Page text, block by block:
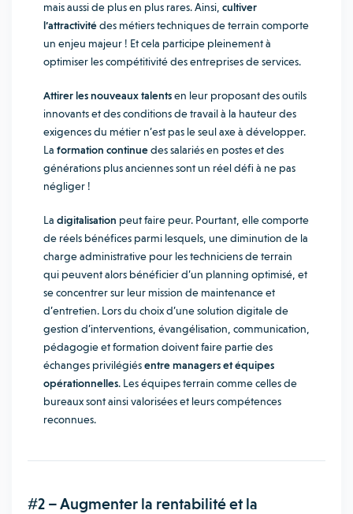
mais aussi de plus en plus rares. Ainsi, cultiver
l’attractivitédes métiers techniques de terrain comporte
un enjeu majeur ! Et cela participe pleinement à
optimiser les compétitivité des entreprises de services.
Attirer les nouveaux talentsen leur proposant des outils
innovants et des conditions de travail à la hauteur des
exigences du métier n’est pas le seul axe à développer.
La formation continuedes salariés en postes et des
générations plus anciennes sont un réel défi à ne pas
négliger !
La digitalisation peut faire peur. Pourtant, elle comporte
de réels bénéfices parmi lesquels, une diminution de la
charge administrative pour les techniciens de terrain
qui peuvent alors bénéficier d’un planning optimisé, et
se concentrer sur leur mission de maintenance et
d’entretien. Lors du choix d’une solution digitale de
gestion d’interventions, évangélisation, communication,
pédagogie et formation doivent faire partie des
échanges privilégiésentre managers et équipes
opérationnelles. Les équipes terrain comme celles de
bureaux sont ainsi valorisées et leurs compétences
reconnues.
#2 – Augmenter la rentabilité et la